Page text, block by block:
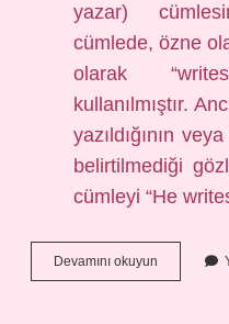
yazar)
cümlede, özne
olarak
kullanılmıştır.
yazıldığının
belirtilmediği
cümleyi “He
Devamını okuyun Ingilizce
artmak